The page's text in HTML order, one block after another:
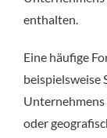
enthalten.
Eine häufige
beispielsweise
Unternehmens
oder